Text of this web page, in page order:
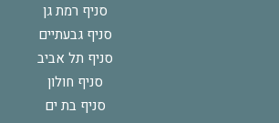
סניף רמת גן
סניף גבעתיים
סניף תל אביב
סניף חולון
סניף בת ים